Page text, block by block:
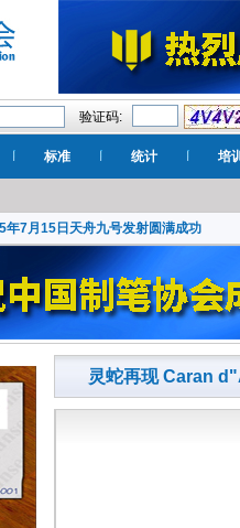
验证码:
标准 统计 培
年7月15日天舟九号发射圆满成功
灵蛇再现 Caran